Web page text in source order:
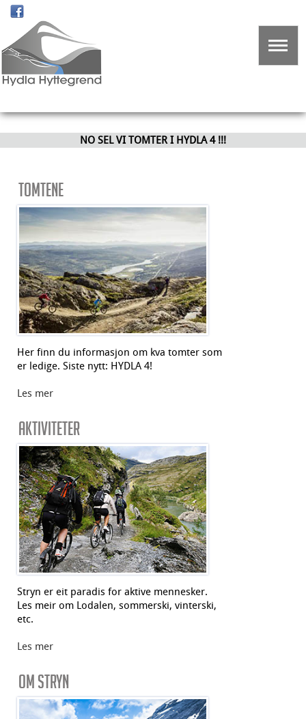
NO SEL VI TOMTER I HYDLA 4 !!!
Tomtene
Her finn du informasjon om kva tomter som
er ledige. Siste nytt: HYDLA 4!
Les mer
Aktiviteter
Stryn er eit paradis for aktive mennesker.
Les meir om Lodalen, sommerski, vinterski,
etc.
Les mer
Om Stryn